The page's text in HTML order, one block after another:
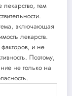
тем
включающая
лекарств.
факторов, и не
Поэтому,
не только на